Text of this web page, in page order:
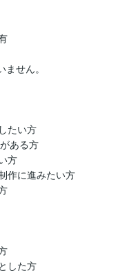
せん。
たい方
ある方
方
作に進みたい方
した方